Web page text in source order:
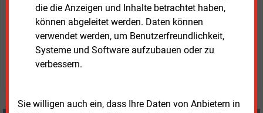
die die Anzeigen und Inhalte betrachtet haben,
können abgeleitet werden. Daten können
verwendet werden, um Benutzerfreundlichkeit,
Systeme und Software aufzubauen oder zu
verbessern.
Sie willigen auch ein, dass Ihre Daten von Anbietern in
Donnerstag, 3.04.2025, 17:05 Uhr
Tom Weing�rtner
© 2026 Energie & Management GmbH